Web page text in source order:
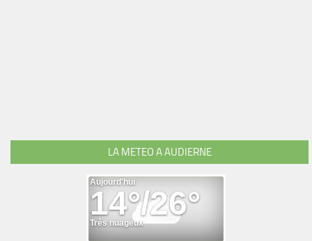
LA METEO A AUDIERNE